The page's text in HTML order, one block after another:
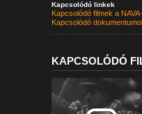
Kapcsolódó linkek
Kapcsolódó filmek a
Kapcsolódó
KAPCSOLÓDÓ